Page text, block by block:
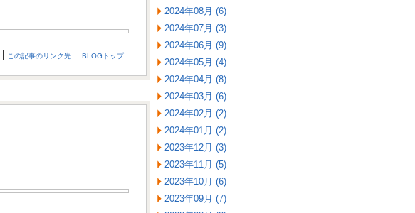
この記事のリンク先 BLOGトップ
2024年08月 (6)
2024年07月 (3)
2024年06月 (9)
2024年05月 (4)
2024年04月 (8)
2024年03月 (6)
2024年02月 (2)
2024年01月 (2)
2023年12月 (3)
2023年11月 (5)
2023年10月 (6)
2023年09月 (7)